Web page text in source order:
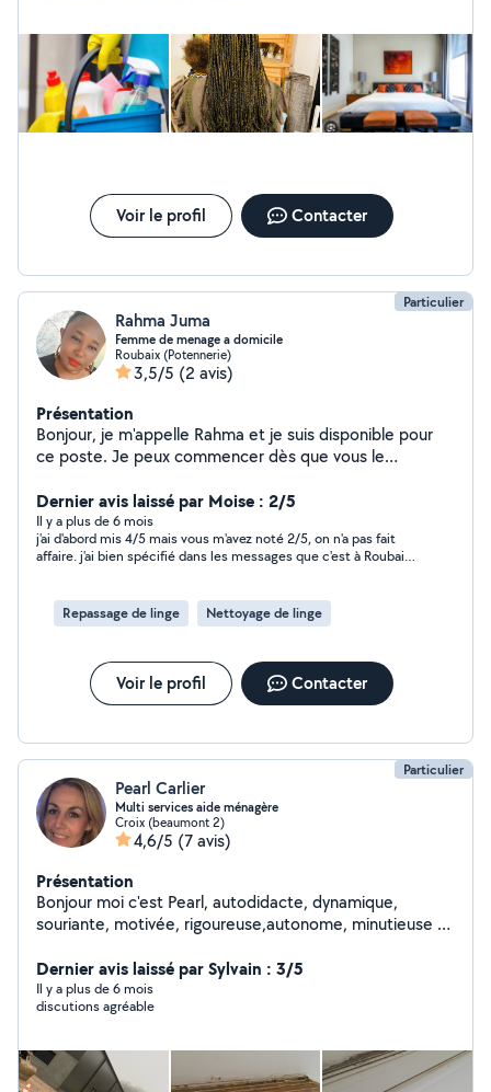
Voir le profil Contacter
Particulier
Rahma Juma
Femme de menage a domicile
Roubaix (Potennerie)
3,5/5 (2 avis)
Présentation
Bonjour, je m'appelle Rahma et je suis disponible pour
ce poste. Je peux commencer dès que vous le
repasse vite et bien et je fais le ménage, je n'ai donc
pas besoin de supervision. J'habite à ROUBAIX, ce qui
me permet de me déplacer facilement à votre domicile.
N'hésitez pas à me contacter pour toute question.
Dernier avis laissé par Moise : 2/5
Il y a plus de 6 mois
j'ai d'abord mis 4/5 mais vous m'avez noté 2/5, on n'a pas fait
affaire. j'ai bien spécifié dans les messages que c'est à Roubaix,
Repassage de linge Nettoyage de linge
Voir le profil Contacter
Particulier
Pearl Carlier
Multi services aide ménagère
Croix (beaumont 2)
4,6/5 (7 avis)
Présentation
Bonjour moi c'est Pearl, autodidacte, dynamique,
souriante, motivée, rigoureuse,autonome, minutieuse et
de multiservices à domicile. Du nettoyage de printemps
comme l'entretien quotidien, vitres, repassage,
aspirateur, lavage des sols, remplacement système de
evier...possibilité de me rémunérer par cesu pour les
particuliers. D'autre part je suis autoentrepreneuse en
Dernier avis laissé par Sylvain : 3/5
Il y a plus de 6 mois
discutions agréable